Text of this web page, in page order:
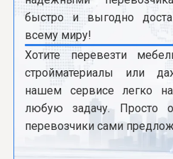
быстро и выгодно
всему миру!
Хотите перевезти
стройматериалы или
нашем сервисе легко
любую задачу. Просто
перевозчики сами